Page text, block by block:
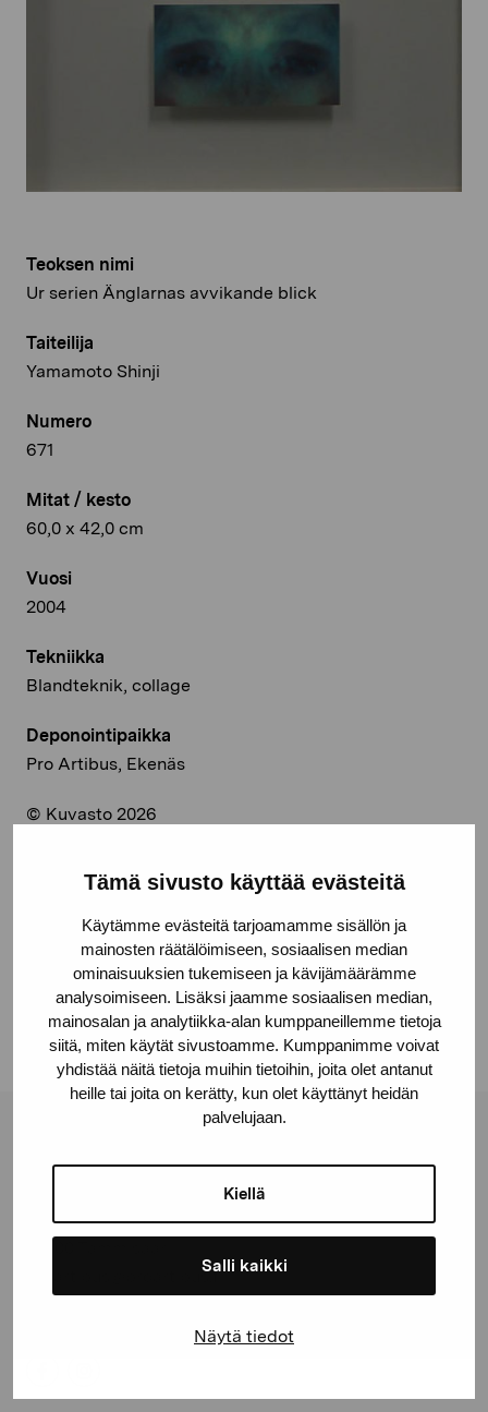
Tämä sivusto käyttää evästeitä
Käytämme evästeitä tarjoamamme sisällön ja
mainosten räätälöimiseen, sosiaalisen median
ominaisuuksien tukemiseen ja kävijämäärämme
analysoimiseen. Lisäksi jaamme sosiaalisen median,
mainosalan ja analytiikka-alan kumppaneillemme tietoja
siitä, miten käytät sivustoamme. Kumppanimme voivat
yhdistää näitä tietoja muihin tietoihin, joita olet antanut
heille tai joita on kerätty, kun olet käyttänyt heidän
palvelujaan.
Kiellä
Salli kaikki
Näytä tiedot
Teoksen nimi
Ur serien Änglarnas avvikande blick
Taiteilija
Yamamoto Shinji
Numero
671
Mitat / kesto
60,0 x 42,0 cm
Vuosi
2004
Tekniikka
Blandteknik, collage
Deponointipaikka
Pro Artibus, Ekenäs
© Kuvasto 2026
Facebook
Linkedin
Kustaa Vaasan katu 11
proartibus@proartibus.fi